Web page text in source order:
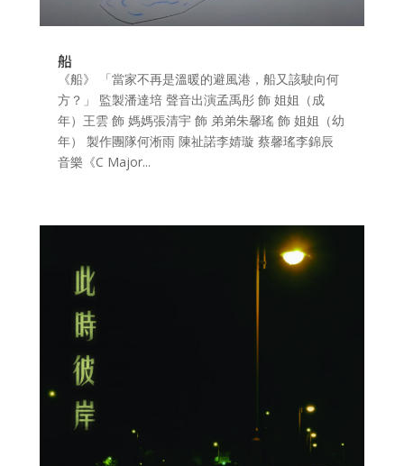
船
《船》 「當家不再是溫暖的避風港，船又該駛向何
方？」 監製潘達培 聲音出演孟禹彤 飾 姐姐（成
年）王雲 飾 媽媽張清宇 飾 弟弟朱馨瑤 飾 姐姐（幼
年） 製作團隊何淅雨 陳祉諾李婧璇 蔡馨瑤李錦辰
音樂《C Major...